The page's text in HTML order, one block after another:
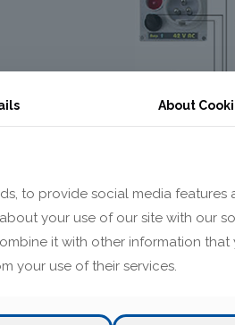
About
to provide social media features
your use of our site with our
it with other information that
your use of their services.